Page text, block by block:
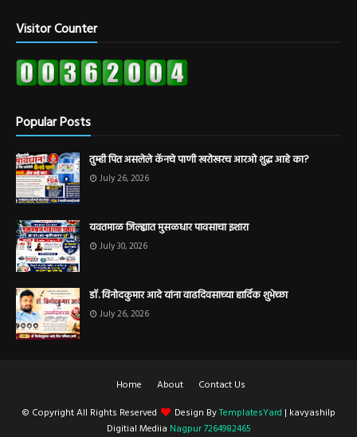
Visitor Counter
Popular Posts
तुम्ही पित असलेले कॅनचे पाणी खरोखरच आरओ शुद्ध आहे का?
July 26, 2026
यवतमाळ जिल्ह्यात मुसळधार पावसाचा इशारा
July 30, 2026
डॉ. विनोदकुमार आदे यांना वाढदिवसाच्या हार्दिक शुभेच्छा
July 26, 2026
Home About
Contact Us
© Copyright All Rights Reserved
Design ByTemplatesYard | kavyashilp
Digitial Mediia Nagpur 7264982465